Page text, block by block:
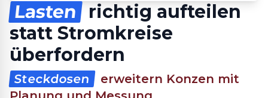
Lasten
richtig aufteilen
statt Stromkreise
überfordern
Steckdosen
erweitern Konzen mit